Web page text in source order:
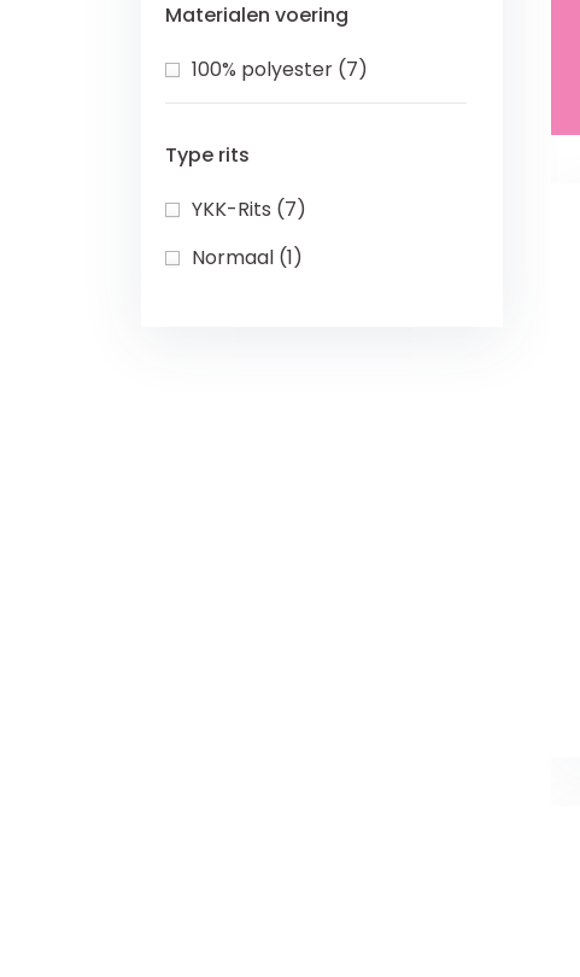
Materialen voering
100% polyester (7)
Type rits
YKK-Rits (7)
Normaal (1)